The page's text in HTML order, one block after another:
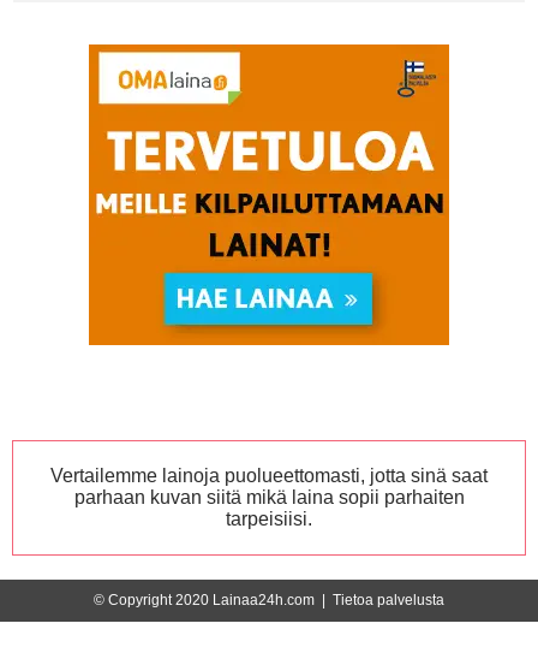
Vertailemme lainoja puolueettomasti, jotta sinä saat
parhaan kuvan siitä mikä laina sopii parhaiten
tarpeisiisi.
© Copyright 2020 Lainaa24h.com | Tietoa palvelusta